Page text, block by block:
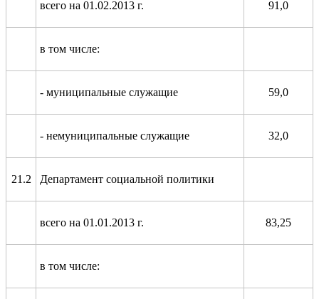
всего на 01.02.2013 г. 91,0
в том числе:
- муниципальные служащие 59,0
- немуниципальные служащие 32,0
21.2 Департамент социальной политики
всего на 01.01.2013 г. 83,25
в том числе: